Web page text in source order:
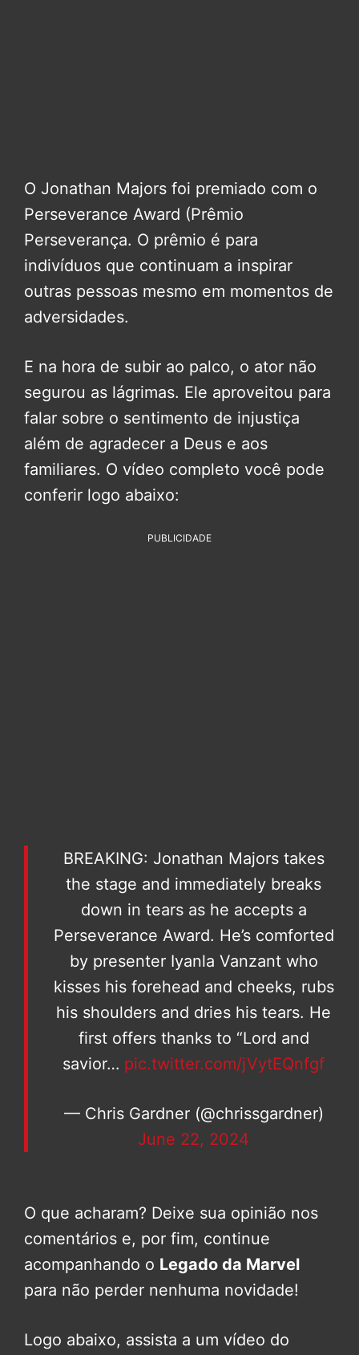
O Jonathan Majors foi premiado com o
Perseverance Award (Prêmio
Perseverança. O prêmio é para
indivíduos que continuam a inspirar
outras pessoas mesmo em momentos de
adversidades.
E na hora de subir ao palco, o ator não
segurou as lágrimas. Ele aproveitou para
falar sobre o sentimento de injustiça
além de agradecer a Deus e aos
familiares. O vídeo completo você pode
conferir logo abaixo:
PUBLICIDADE
BREAKING: Jonathan Majors takes
the stage and immediately breaks
down in tears as he accepts a
Perseverance Award. He’s comforted
by presenter Iyanla Vanzant who
kisses his forehead and cheeks, rubs
his shoulders and dries his tears. He
first offers thanks to “Lord and
savior… pic.twitter.com/jVytEQnfgf
— Chris Gardner (@chrissgardner)
June 22, 2024
O que acharam? Deixe sua opinião nos
comentários e, por fim, continue
acompanhando o Legado da Marvel
para não perder nenhuma novidade!
Logo abaixo, assista a um vídeo do